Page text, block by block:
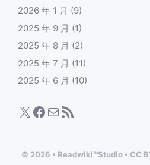
2026 年 1 月 (9)
2025 年 9 月 (1)
2025 年 8 月 (2)
2025 年 7 月 (11)
2025 年 6 月 (10)
X Facebook
电子邮件RSS Feed
© 2026 • Readwiki™Studio • CC